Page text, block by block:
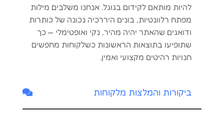
להיות מותאם לקידום בגוגל. אנחנו משלבים מילות
מפתח רלוונטיות, בונים היררכיה נכונה של כותרות
ודואגים שהאתר יהיה מהיר, נקי ואופטימלי — כך
שתופיעו בתוצאות הראשונות כשלקוחות מחפשים
חנויות רהיטים מקצועי ואמין.
ביקורות והמלצות מלקוחות